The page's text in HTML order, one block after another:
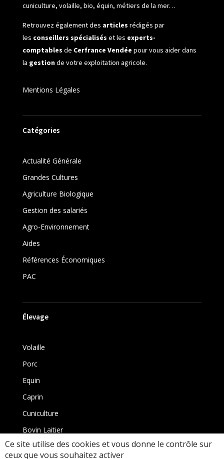
cuniculture, volaille, bio, équin, métiers de la mer…
Retrouvez également des articles rédigés par
les conseillers spécialisés et les experts-
comptables de Cerfrance Vendée pour vous aider dans
la gestionde votre exploitation agricole.
Mentions Légales
Catégories
Actualité Générale
Grandes Cultures
Agriculture Biologique
Gestion des salariés
Agro-Environnement
Aides
Références Économiques
PAC
Élevage
Volaille
Porc
Equin
Caprin
Cuniculture
Bovin Laitier
Bovin
Ce site utilise des cookies et vous donne le contrôle sur
ceux que vous souhaitez activer